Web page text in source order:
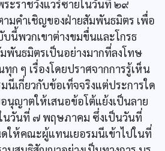
ะราชวังแวร์ซายในวันที่ ๒๙
มคำเชิญของฝ่ายสัมพันธมิตร เพื่อ
นี้พวกเขาต่างขมขื่นและโกรธ
พันธมิตรเป็นอย่างมากที่ลงโทษ
ทุก ๆ เรื่องโดยปราศจากการรู้เห็น
นีเกี่ยวกับข้อเท็จจริงแต่ประการใด
นุญาตให้เสนอข้อโต้แย้งเป็นลาย
วันที่ ๗ พฤษภาคม ซึ่งเป็นวันที่
ให้คณะผู้แทนเยอรมนีเข้าไปในที่